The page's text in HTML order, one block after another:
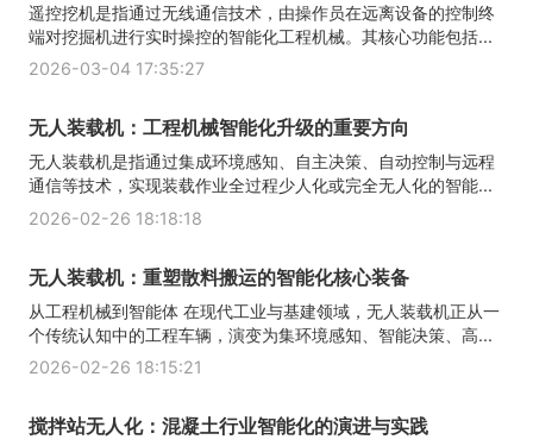
遥控挖机是指通过无线通信技术，由操作员在远离设备的控制终
端对挖掘机进行实时操控的智能化工程机械。其核心功能包括...
2026-03-04 17:35:27
无人装载机：工程机械智能化升级的重要方向
无人装载机是指通过集成环境感知、自主决策、自动控制与远程
通信等技术，实现装载作业全过程少人化或完全无人化的智能...
2026-02-26 18:18:18
无人装载机：重塑散料搬运的智能化核心装备
从工程机械到智能体 在现代工业与基建领域，无人装载机正从一
个传统认知中的工程车辆，演变为集环境感知、智能决策、高...
2026-02-26 18:15:21
搅拌站无人化：混凝土行业智能化的演进与实践